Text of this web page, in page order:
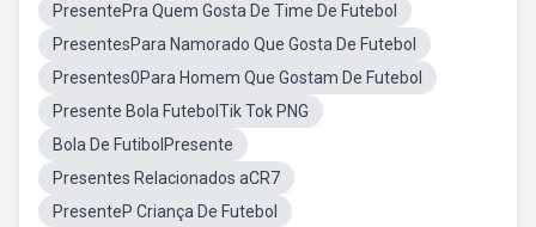
PresentePra Quem Gosta De Time De Futebol
PresentesPara Namorado Que Gosta De Futebol
Presentes0Para Homem Que Gostam De Futebol
Presente Bola FutebolTik Tok PNG
Bola De FutibolPresente
Presentes Relacionados aCR7
PresenteP Criança De Futebol